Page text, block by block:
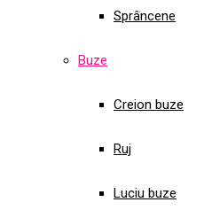
Sprâncene
Buze
Creion buze
Ruj
Luciu buze